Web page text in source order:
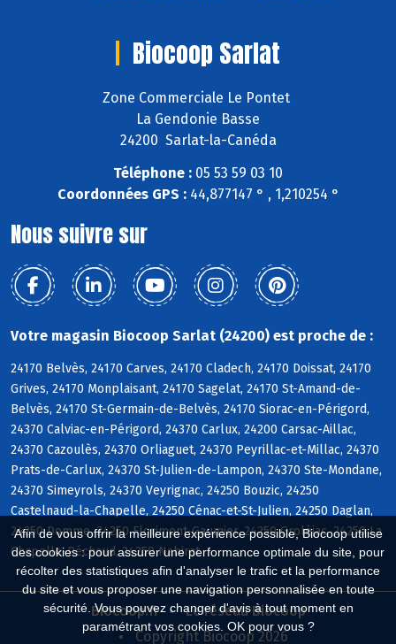
Afin de vous offrir la meilleure expérience possible, Biocoop utilise
des cookies : pour assurer une performance optimale du site, pour
récolter des statistiques afin d'analyser le trafic et la performance
du site et vous proposer une navigation personnalisée en toute
sécurité. Vous pouvez changer d'avis à tout moment en
paramétrant vos cookies. OK pour vous ?
Biocoop Sarlat
Zone Commerciale Le Pontet
La Gendonie Basse
24200 Sarlat-la-Canéda
Téléphone : 05 53 59 03 10
Coordonnées GPS :44,877147 ° , 1,210254 °
Nous suivre sur
Votre magasin Biocoop Sarlat (24200) est proche de :
24170 Belvès, 24170 Carves, 24170 Cladech, 24170 Doissat, 24170
Grives, 24170 Monplaisant, 24170 Sagelat, 24170 St-Amand-de-
Belvès, 24170 St-Germain-de-Belvès, 24170 Siorac-en-Périgord,
24370 Calviac-en-Périgord, 24370 Carlux, 24200 Carsac-Aillac,
24370 Cazoulès, 24370 Orliaguet, 24370 Peyrillac-et-Millac, 24370
Prats-de-Carlux, 24370 St-Julien-de-Lampon, 24370 Ste-Mondane,
24370 Simeyrols, 24370 Veyrignac, 24250 Bouzic, 24250
Castelnaud-la-Chapelle, 24250 Cénac-et-St-Julien, 24250 Daglan,
24250 Domme, 24250 Florimont-Gaumier, 24250 Groléjac, 24250 La
Chapelle-Péchaud, 24250 Nabirat
Biocoop.fr
Le réseau Biocoop
Copyright Biocoop 2026